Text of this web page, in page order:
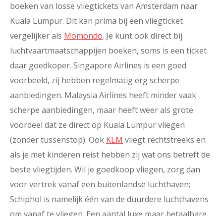
boeken van losse vliegtickets van Amsterdam naar
Kuala Lumpur. Dit kan prima bij een vliegticket
vergelijker als Momondo. Je kunt ook direct bij
luchtvaartmaatschappijen boeken, soms is een ticket
daar goedkoper. Singapore Airlines is een goed
voorbeeld, zij hebben regelmatig erg scherpe
aanbiedingen. Malaysia Airlines heeft minder vaak
scherpe aanbiedingen, maar heeft weer als grote
voordeel dat ze direct op Kuala Lumpur vliegen
(zonder tussenstop). Ook KLM vliegt rechtstreeks en
als je met kinderen reist hebben zij wat ons betreft de
beste vliegtijden. Wil je goedkoop vliegen, zorg dan
voor vertrek vanaf een buitenlandse luchthaven;
Schiphol is namelijk één van de duurdere luchthavens